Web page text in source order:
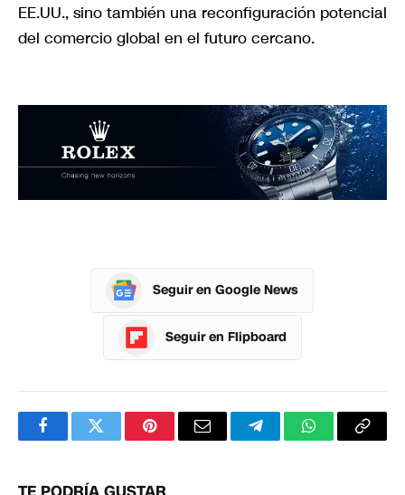
EE.UU., sino también una reconfiguración potencial
del comercio global en el futuro cercano.
Seguir en Google News
Seguir en Flipboard
FacebookTwitterPinterestCorreoTelegramWhatsApp